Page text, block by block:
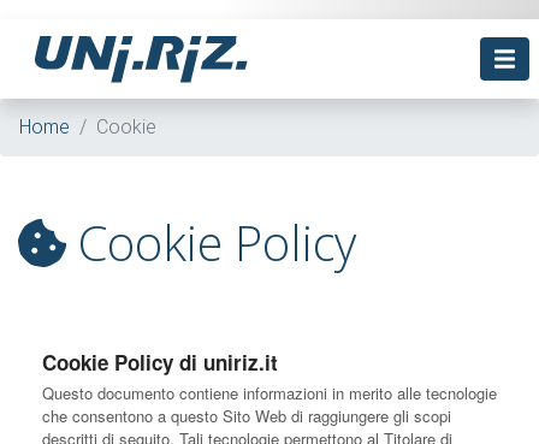
Home Cookie
Cookie Policy
Cookie Policy di uniriz.it
Questo documento contiene informazioni in merito alle tecnologie
che consentono a questo Sito Web di raggiungere gli scopi
descritti di seguito. Tali tecnologie permettono al Titolare di